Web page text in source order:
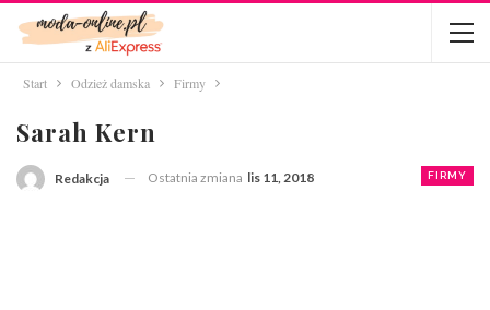
Start Odzież damska Firmy
Sarah Kern
FIRMY
Redakcja Ostatnia zmiana lis 11, 2018